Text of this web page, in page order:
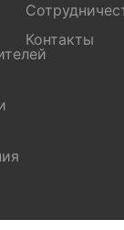
Контакты